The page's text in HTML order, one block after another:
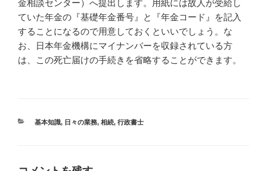
金相談センター）へ提出します。用紙には故人が受給し
ていた年金の『基礎年金番号』と『年金コード』を記入
することになるので用意しておくといいでしょう。な
お、日本年金機構にマイナンバーを収録されている方
は、この死亡届けの手続きを省略することができます。
カ
ー
基本知識, 日々の業務, 相続, 行政書士